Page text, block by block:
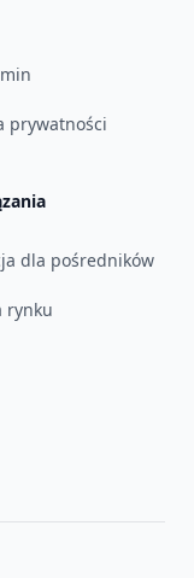
prywatności
dla pośredników
rynku